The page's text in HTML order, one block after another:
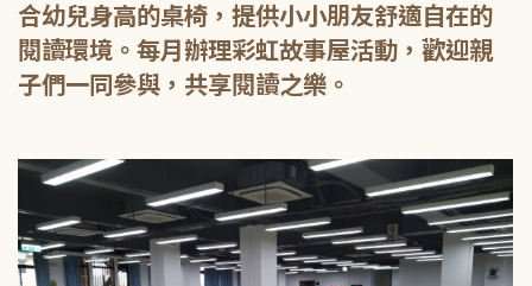
合幼兒身高的桌椅，提供小小朋友舒適自在的
閱讀環境。每月辦理彩虹故事屋活動，歡迎親
子們一同參與，共享閱讀之樂。